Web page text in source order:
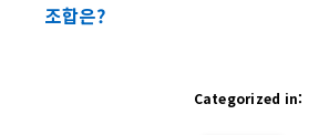
조합은?
Categorized in: